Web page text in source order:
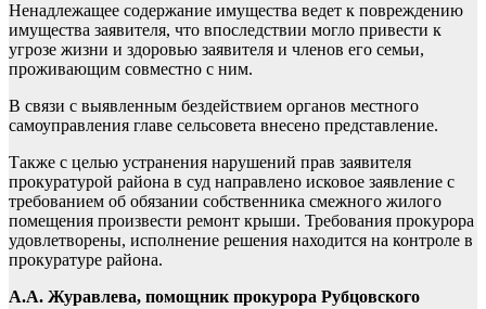
Ненадлежащее содержание имущества ведет к повреждению
имущества заявителя, что впоследствии могло привести к
угрозе жизни и здоровью заявителя и членов его семьи,
проживающим совместно с ним.
В связи с выявленным бездействием органов местного
самоуправления главе сельсовета внесено представление.
Также с целью устранения нарушений прав заявителя
прокуратурой района в суд направлено исковое заявление с
требованием об обязании собственника смежного жилого
помещения произвести ремонт крыши. Требования прокурора
удовлетворены, исполнение решения находится на контроле в
прокуратуре района.
А.А. Журавлева, помощник прокурора Рубцовского